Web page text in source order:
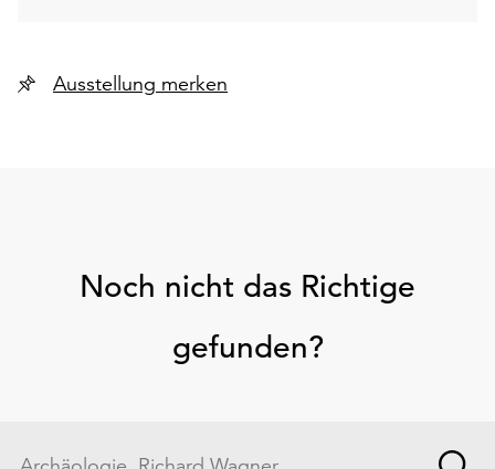
Ausstellung merken
Noch nicht das Richtige
gefunden?